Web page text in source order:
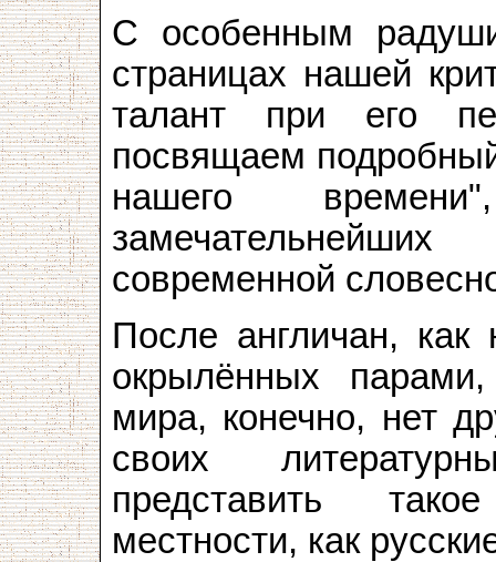
С особенным
страницах нашей
талант при его
посвящаем
нашего
современной
После англичан, как
окрылённых
мира, конечно, нет
своих
представить
местности, как